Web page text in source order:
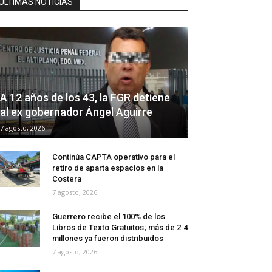
A 12 años de los 43, la FGR detiene
al ex gobernador Ángel Aguirre
7 agosto, 2026
Continúa CAPTA operativo para el
retiro de aparta espacios en la
Costera
7 agosto, 2026
Guerrero recibe el 100% de los
Libros de Texto Gratuitos; más de 2.4
millones ya fueron distribuidos
7 agosto, 2026